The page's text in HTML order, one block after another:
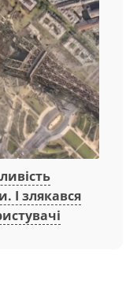
І злякався